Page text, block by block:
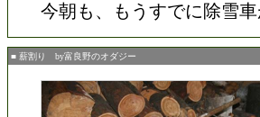
今朝も、もうすでに除雪車
■ 薪割り by富良野のオダジー